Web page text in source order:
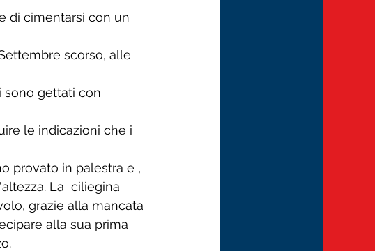
di cimentarsi con un
scorso, alle
sono gettati con
le indicazioni che i
provato in palestra e ,
La  ciliegina
grazie alla mancata
alla sua prima